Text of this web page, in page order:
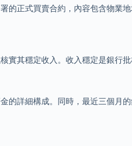
的正式買賣合約，內容包含物業
其穩定收入。收入穩定是銀行批
的詳細構成。同時，最近三個月